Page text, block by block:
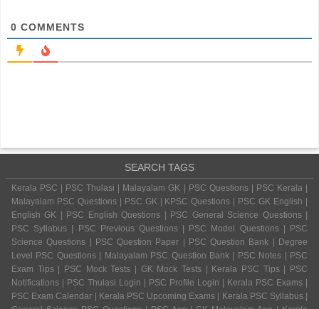
0 COMMENTS
SEARCH TAGS
Kerala PSC | PSC Thulasi | Malayalam GK | PSC Questions | PSC Kerala |
Malayalam PSC Questions | PSC GK | KPSC Questions | PSC GK English |
English GK | PSC English Questions | PSC General Science Questions |
PSC Syllabus | PSC Previous Questions | PSC Model Questions | PSC
Science Questions | PSC Question Paper | PSC Question Bank | Degree
Level PSC Questions | Malayalam PSC Question Bank | PSC Notes | PSC
Exam Tips | PSC Mock Tests | GK Mock Tests | Kerala PSC Tips | PSC
Notifications | PSC Thulasi Login | PSC Profile Login | Kerala PSC Exams |
PSC Exam Calendar | Kerala PSC Upcoming Exams | Kerala PSC Syllabus |